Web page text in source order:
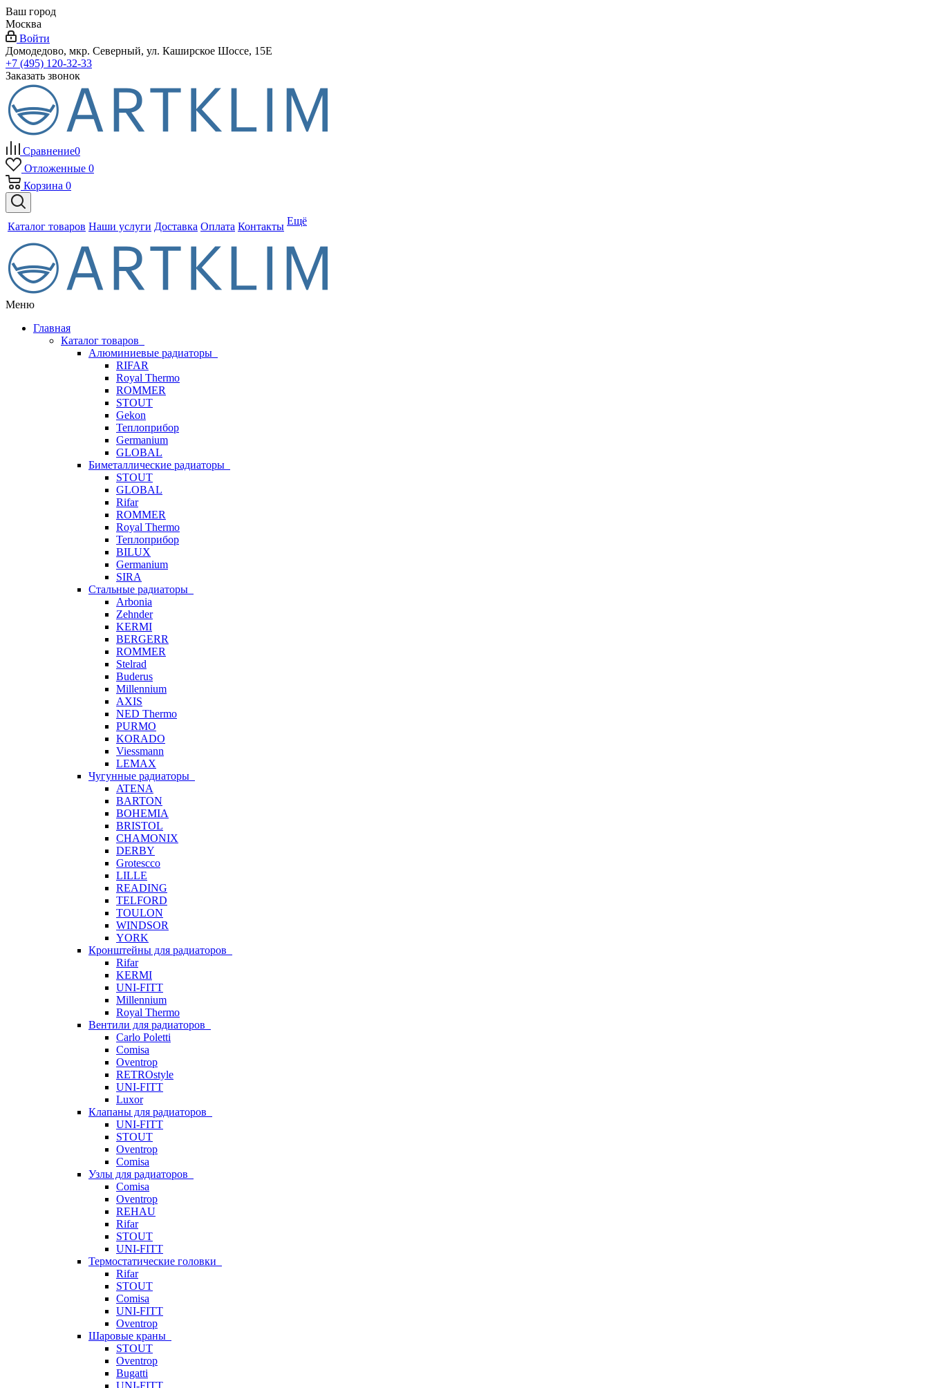
Ваш город
Москва
Войти
Домодедово, мкр. Северный, ул. Каширское Шоссе, 15Е
+7 (495) 120-32-33
Заказать звонок
Сравнение0
Отложенные 0
Корзина 0
Каталог товаров Наши услуги Доставка Оплата Контакты Ещё
Меню
Главная
Каталог товаров
Алюминиевые радиаторы
RIFAR
Royal Thermo
ROMMER
STOUT
Gekon
Теплоприбор
Germanium
GLOBAL
Биметаллические радиаторы
STOUT
GLOBAL
Rifar
ROMMER
Royal Thermo
Теплоприбор
BILUX
Germanium
SIRA
Стальные радиаторы
Arbonia
Zehnder
KERMI
BERGERR
ROMMER
Stelrad
Buderus
Millennium
AXIS
NED Thermo
PURMO
KORADO
Viessmann
LEMAX
Чугунные радиаторы
ATENA
BARTON
BOHEMIA
BRISTOL
CHAMONIX
DERBY
Grotescco
LILLE
READING
TELFORD
TOULON
WINDSOR
YORK
Кронштейны для радиаторов
Rifar
KERMI
UNI-FITT
Millennium
Royal Thermo
Вентили для радиаторов
Carlo Poletti
Comisa
Oventrop
RETROstyle
UNI-FITT
Luxor
Клапаны для радиаторов
UNI-FITT
STOUT
Oventrop
Comisa
Узлы для радиаторов
Comisa
Oventrop
REHAU
Rifar
STOUT
UNI-FITT
Термостатические головки
Rifar
STOUT
Comisa
UNI-FITT
Oventrop
Шаровые краны
STOUT
Oventrop
Bugatti
UNI-FITT